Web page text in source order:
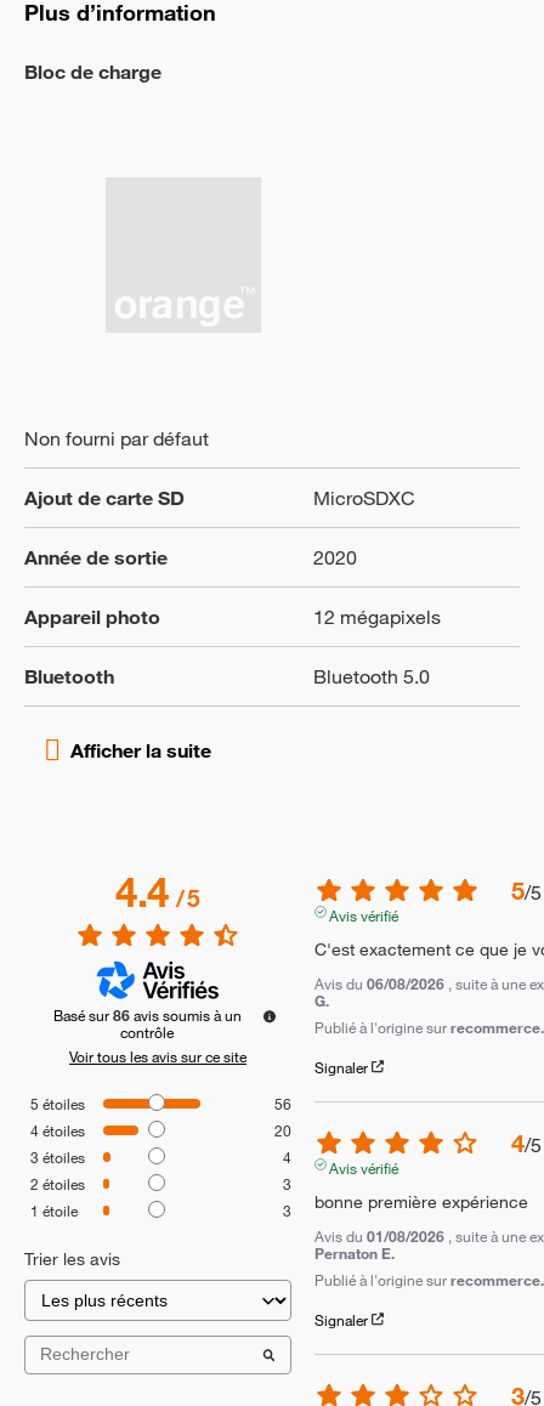
Plus d’information
Bloc de charge
Non fourni par défaut
Ajout de carte SD MicroSDXC
Année de sortie 2020
Appareil photo 12 mégapixels
Bluetooth Bluetooth 5.0
4.4/5
Basé sur86 avis soumis à un
contrôle
Voir tous les avis sur ce site
5 étoiles
56
4étoiles
20
3 étoiles
4
2 étoiles
3
1 étoile 3
Trier les avis
5/5
Avis vérifié
C'est exactement ce que je
Avis du 06/08/2026 , suite à une
G.
Publié à l'origine sur
Signaler
4/5
Avis vérifié
bonne première expérience
Avis du 01/08/2026 , suite à une
Pernaton E.
Publié à l'origine sur
Signaler
3/5